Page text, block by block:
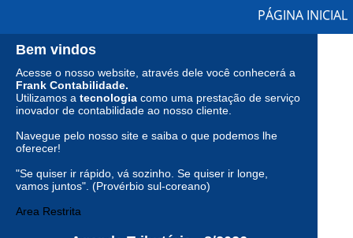
PÁGINA INICIAL
Bem vindos
Acesse o nosso website, através dele você conhecerá a
Frank Contabilidade.
Utilizamos a tecnologia como uma prestação de serviço
inovador de contabilidade ao nosso cliente.
Navegue pelo nosso site e saiba o que podemos lhe
oferecer!
"Se quiser ir rápido, vá sozinho. Se quiser ir longe,
vamos juntos". (Provérbio sul-coreano)
Area Restrita